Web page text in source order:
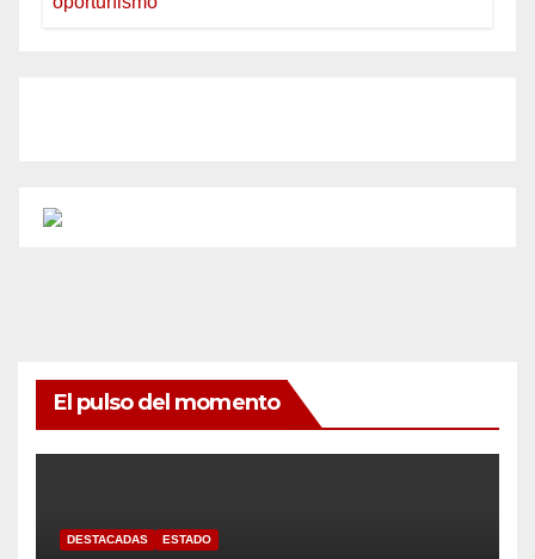
El pulso del momento
DESTACADAS ESTADO